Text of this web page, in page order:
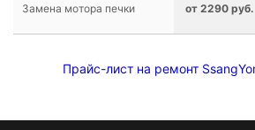
Замена мотора печки от 2290 руб.
Прайс-лист на ремонт